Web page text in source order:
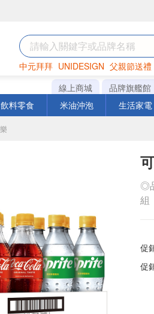
中元拜拜 UNIDESIGN 父親節送禮
罐頭 海苔 洋芋片
線上商城 品牌旗艦館
飲料零食 米油沖泡 生活家電
◎
組
促
促